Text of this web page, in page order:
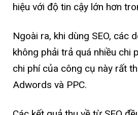
hiệu với độ tin cậy lớn hơn
Ngoài ra, khi dùng SEO, các
không phải trả quá nhiều chi
chi phí của công cụ này rất
Adwords và PPC.